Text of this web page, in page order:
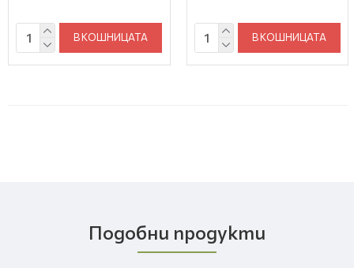
В КОШНИЦАТА В КОШНИЦАТА
Подобни продукти